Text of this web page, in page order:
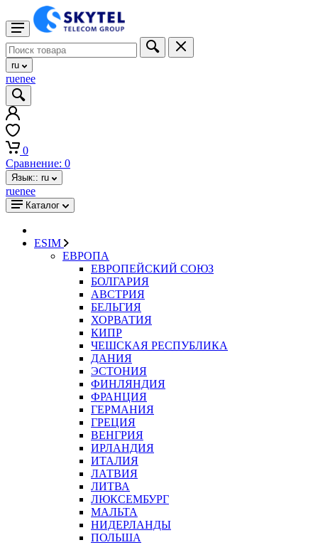
ru
ruenee
0
Сравнение: 0
Язык:: ru
ruenee
Каталог
ESIM
ЕВРОПА
ЕВРОПЕЙСКИЙ СОЮЗ
БОЛГАРИЯ
АВСТРИЯ
БЕЛЬГИЯ
ХОРВАТИЯ
КИПР
ЧЕШСКАЯ РЕСПУБЛИКА
ДАНИЯ
ЭСТОНИЯ
ФИНЛЯНДИЯ
ФРАНЦИЯ
ГЕРМАНИЯ
ГРЕЦИЯ
ВЕНГРИЯ
ИРЛАНДИЯ
ИТАЛИЯ
ЛАТВИЯ
ЛИТВА
ЛЮКСЕМБУРГ
МАЛЬТА
НИДЕРЛАНДЫ
ПОЛЬША